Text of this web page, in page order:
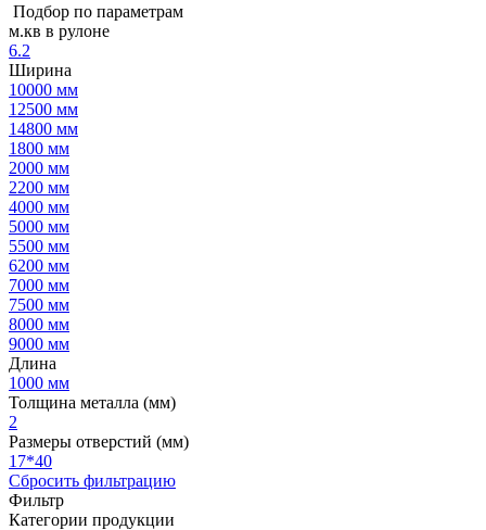
Подбор по параметрам
м.кв в рулоне
6.2
Ширина
10000 мм
12500 мм
14800 мм
1800 мм
2000 мм
2200 мм
4000 мм
5000 мм
5500 мм
6200 мм
7000 мм
7500 мм
8000 мм
9000 мм
Длина
1000 мм
Толщина металла (мм)
2
Размеры отверстий (мм)
17*40
Сбросить фильтрацию
Фильтр
Категории продукции